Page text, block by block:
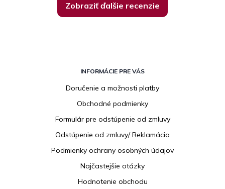
Zobraziť ďalšie recenzie
INFORMÁCIE PRE VÁS
Doručenie a možnosti platby
Obchodné podmienky
Formulár pre odstúpenie od zmluvy
Odstúpenie od zmluvy/ Reklamácia
Podmienky ochrany osobných údajov
Najčastejšie otázky
Hodnotenie obchodu